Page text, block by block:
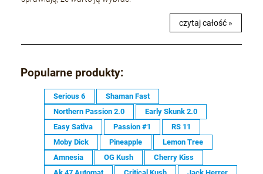
czytaj całość »
Popularne produkty:
Serious 6
Shaman Fast
Northern Passion 2.0
Early Skunk 2.0
Easy Sativa
Passion #1
RS 11
Moby Dick
Pineapple
Lemon Tree
Amnesia
OG Kush
Cherry Kiss